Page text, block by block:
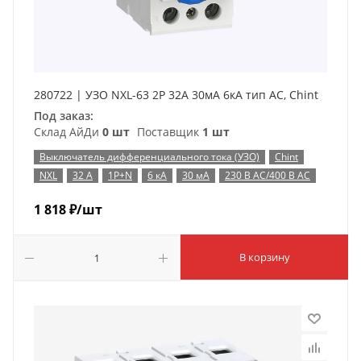
280722 | УЗО NXL-63 2P 32А 30мА 6кА тип AC, Chint
Под заказ:
Склад АйДи 0 шт Поставщик 1 шт
Выключатель дифференциального тока (УЗО)
Chint
NXL
32 А 1P+N 6 кА 30 мА 230 В AC/400 В AC
1 818₽/шт
В корзину